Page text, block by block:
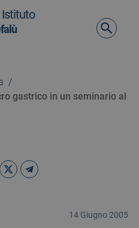
Istituto
/
gastrico in un seminario al
14 Giugno 2005